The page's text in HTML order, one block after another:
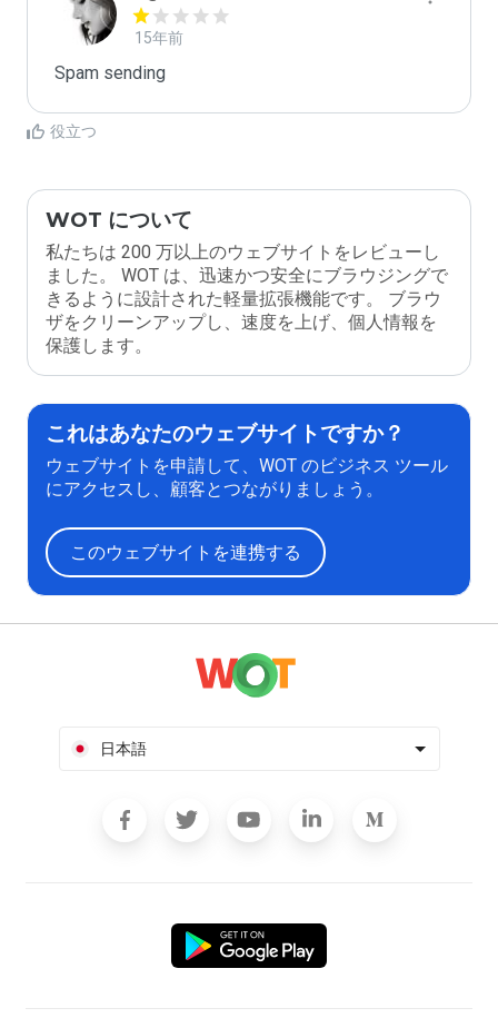
15年前
Spam sending
役立つ
WOT について
私たちは 200 万以上のウェブサイトをレビューし
ました。 WOT は、迅速かつ安全にブラウジングで
きるように設計された軽量拡張機能です。 ブラウ
ザをクリーンアップし、速度を上げ、個人情報を
保護します。
これはあなたのウェブサイトですか？
ウェブサイトを申請して、WOT のビジネス ツール
にアクセスし、顧客とつながりましょう。
このウェブサイトを連携する
日本語